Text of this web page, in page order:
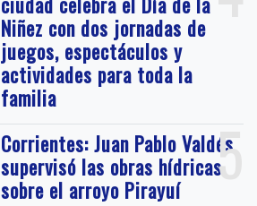
Niñez con dos jornadas de
juegos, espectáculos y
actividades para toda la
familia
5
Corrientes: Juan Pablo Valdés
supervisó las obras hídricas
sobre el arroyo Pirayuí